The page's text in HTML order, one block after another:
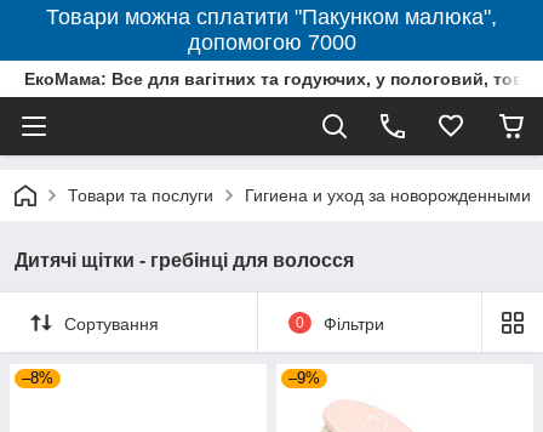
Товари можна сплатити "Пакунком малюка",
допомогою 7000
ЕкоМама: Все для вагітних та годуючих, у пологовий,
Товари та послуги Гигиена и уход за новорожденными
Дитячі щітки - гребінці для волосся
Сортування 0 Фільтри
–8% –9%